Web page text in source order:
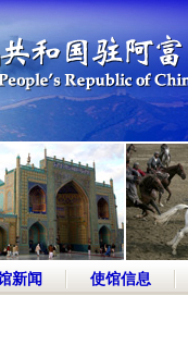
新闻 使馆信息